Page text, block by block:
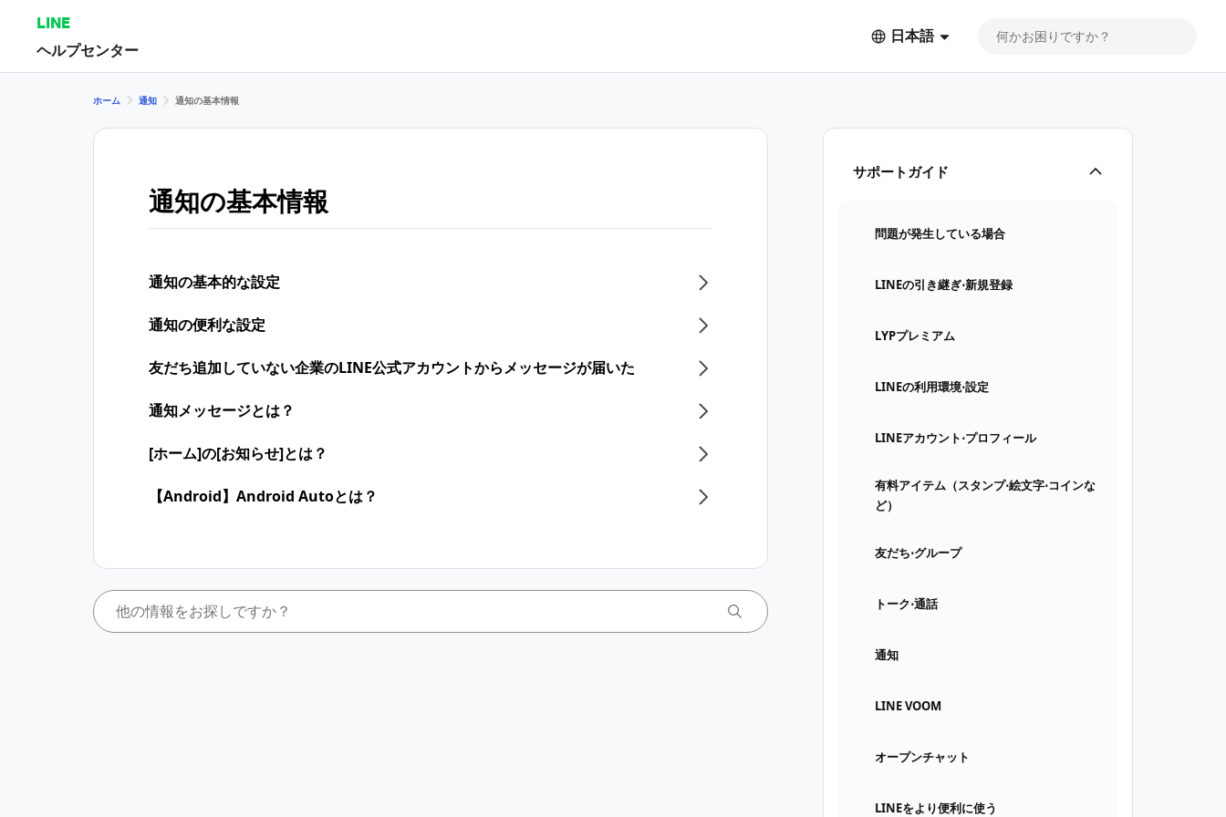
LINE
ヘルプセンター
日本語
サポートガイド
問題が発生している場合
LINEの引き継ぎ⋅新規登録
LYPプレミアム
LINEの利用環境⋅設定
LINEアカウント⋅プロフィール
有料アイテム（スタンプ⋅絵文字⋅コインな
ど）
友だち⋅グループ
トーク⋅通話
通知
LINE VOOM
オープンチャット
LINEをより便利に使う
ホーム 通知 通知の基本情報
通知の基本情報
通知の基本的な設定
通知の便利な設定
友だち追加していない企業のLINE公式アカウントからメッセージが届いた
通知メッセージとは？
[ホーム]の[お知らせ]とは？
【Android】Android Autoとは？